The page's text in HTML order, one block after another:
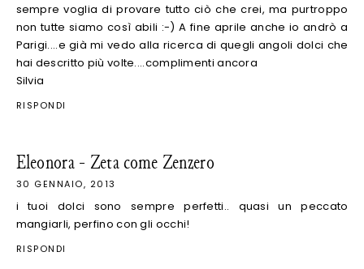
sempre voglia di provare tutto ciò che crei, ma purtroppo
non tutte siamo così abili :-) A fine aprile anche io andrò a
Parigi....e già mi vedo alla ricerca di quegli angoli dolci che
hai descritto più volte....complimenti ancora
Silvia
RISPONDI
Eleonora - Zeta come Zenzero
30 GENNAIO, 2013
i tuoi dolci sono sempre perfetti.. quasi un peccato
mangiarli, perfino con gli occhi!
RISPONDI